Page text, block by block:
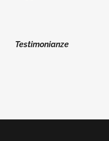
Testimonianze